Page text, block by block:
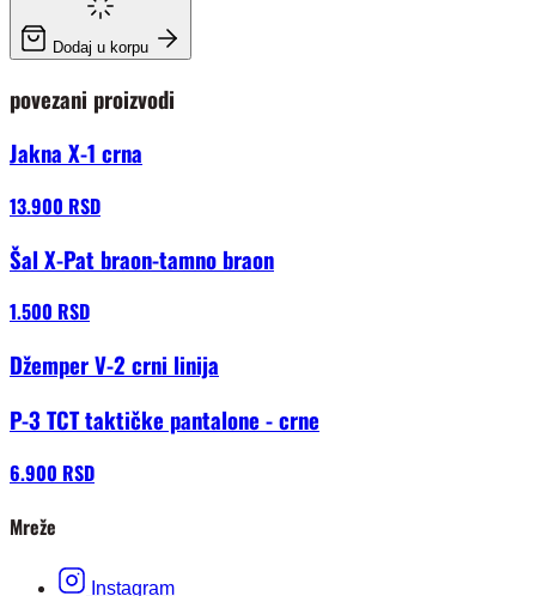
Dodaj u korpu
povezani proizvodi
Jakna X-1 crna
13.900 RSD
Šal X-Pat braon-tamno braon
1.500 RSD
Džemper V-2 crni linija
P-3 TCT taktičke pantalone - crne
6.900 RSD
Mreže
Instagram